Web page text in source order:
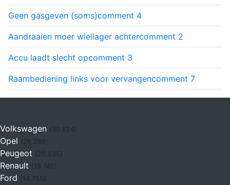
Geen gasgeven (soms)comment 4
Aandraaien moer wiellager achtercomment 2
Accu laadt slecht opcomment 3
Raambediening links voor vervangencomment 7
Volkswagen (30.624)
Opel
Peugeot
Renault (19.746)
Ford (14.755)